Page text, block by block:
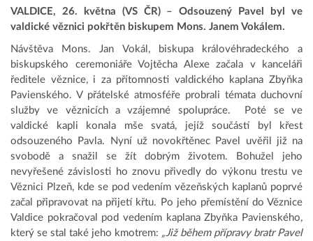
VALDICE, 26. května (VS ČR) – Odsouzený Pavel byl ve
valdické věznici pokřtěn biskupem Mons. Janem Vokálem.
Návštěva Mons. Jan Vokál, biskupa královéhradeckého a
biskupského ceremoniáře Vojtěcha Alexe začala v kanceláři
ředitele věznice, i za přítomnosti valdického kaplana Zbyňka
Pavienského. V přátelské atmosféře probrali témata duchovní
služby ve věznicích a vzájemné spolupráce. Poté se ve
valdické kapli konala mše svatá, jejíž součástí byl křest
odsouzeného Pavla. Nyní už novokřtěnec Pavel uvěřil již na
svobodě a snažil se žít dobrým životem. Bohužel jeho
nevyřešené závislosti ho znovu přivedly do výkonu trestu ve
Věznici Plzeň, kde se pod vedením vězeňských kaplanů poprvé
začal připravovat na přijetí křtu. Po jeho přemístění do Věznice
Valdice pokračoval pod vedením kaplana Zbyňka Pavienského,
který se stal také jeho kmotrem: „Již během přípravy bratr Pavel